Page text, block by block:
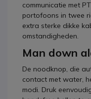
communicatie met
portofoons in twee
extra sterke dikke
omstandigheden.
Man down
De noodknop, die
contact met water,
modi. Druk